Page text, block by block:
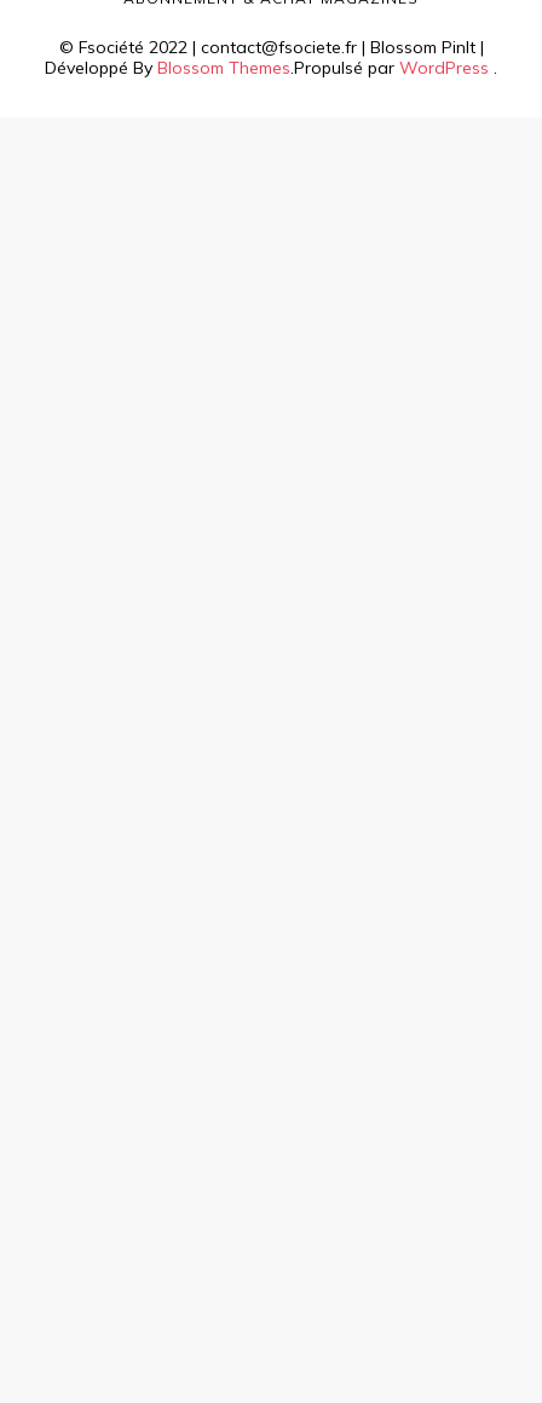
© Fsociété 2022 | contact@fsociete.fr | Blossom PinIt |
Développé By Blossom Themes.Propulsé par WordPress .